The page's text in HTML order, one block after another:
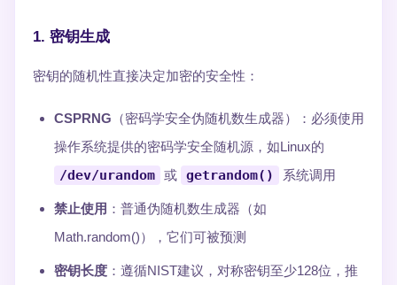
1. 密钥生成
密钥的随机性直接决定加密的安全性：
CSPRNG （密码学安全伪随机数生成器）：必须使用
操作系统提供的密码学安全随机源，如Linux的
/dev/urandom 或 getrandom() 系统调用
禁止使用 ：普通伪随机数生成器（如
Math.random()），它们可被预测
密钥长度 ：遵循NIST建议，对称密钥至少128位，推